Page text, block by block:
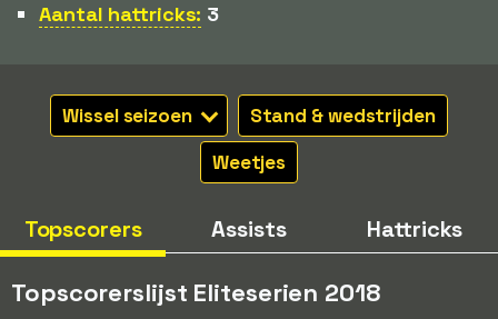
Aantal hattricks: 3
Wissel seizoen
Stand & wedstrijden
Weetjes
Topscorers Assists Hattricks
Topscorerslijst Eliteserien 2018